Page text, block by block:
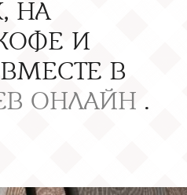
НА
И
В
ОНЛАЙН .